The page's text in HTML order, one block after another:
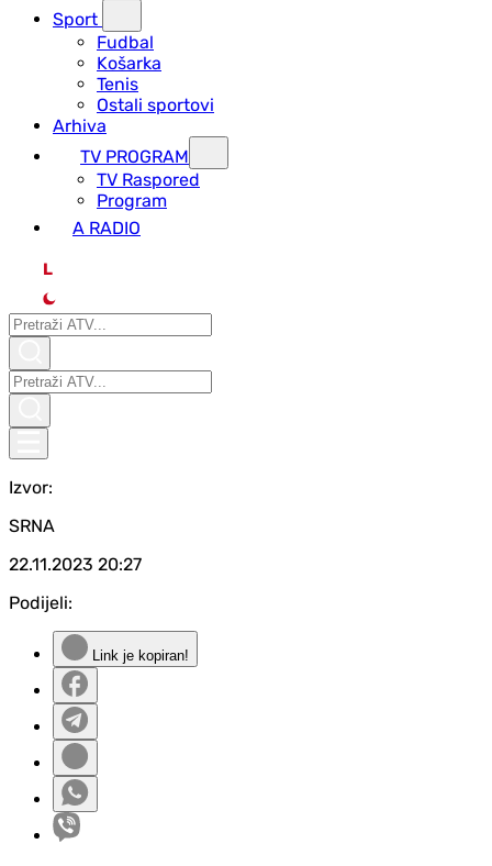
Sport
Fudbal
Košarka
Tenis
Ostali sportovi
Arhiva
TV PROGRAM
ТV Raspored
Program
A RADIO
L
Izvor:
SRNA
22.11.2023 20:27
Podijeli:
Link je kopiran!